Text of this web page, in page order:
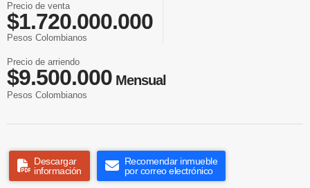
Precio de venta
$1.720.000.000
Pesos Colombianos
Precio de arriendo
$9.500.000 Mensual
Pesos Colombianos
Descargar
información
Recomendar inmueble
por correo electrónico